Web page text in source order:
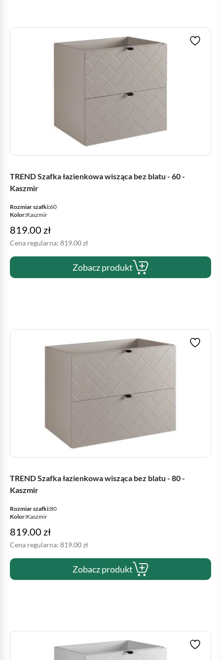
TREND Szafka łazienkowa wisząca bez blatu - 60 -
Kaszmir
Rozmiar szafki:60
Kolor:Kaszmir
819.00 zł
Cena regularna: 819.00zł
Zobacz produkt
TREND Szafka łazienkowa wisząca bez blatu - 80 -
Kaszmir
Rozmiar szafki:80
Kolor:Kaszmir
819.00 zł
Cena regularna: 819.00zł
Zobacz produkt